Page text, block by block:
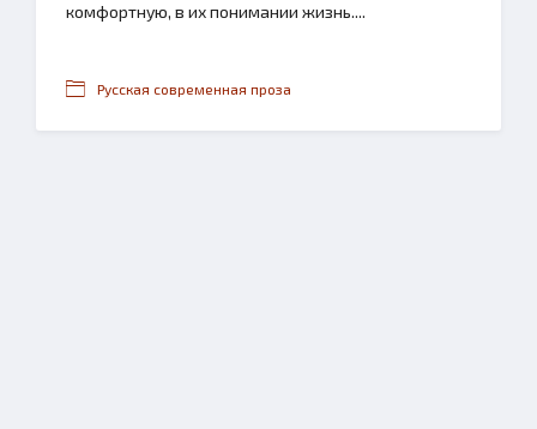
комфортную, в их понимании жизнь....
Русская современная проза